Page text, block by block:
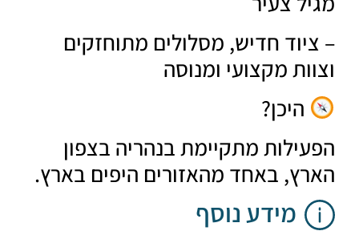
חדיש, מסלולים מתוחזקים
מקצועי ומנוסה
היכן?
מתקיימת בנהריה בצפון
באחד מהאזורים היפים בארץ.
מידע נוסף